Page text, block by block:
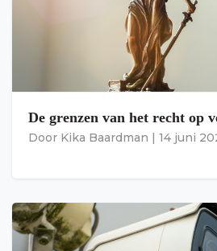
De grenzen van het recht op
Door Kika Baardman | 14 juni